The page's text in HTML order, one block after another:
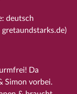
deutsch
Da
Simon vorbei.